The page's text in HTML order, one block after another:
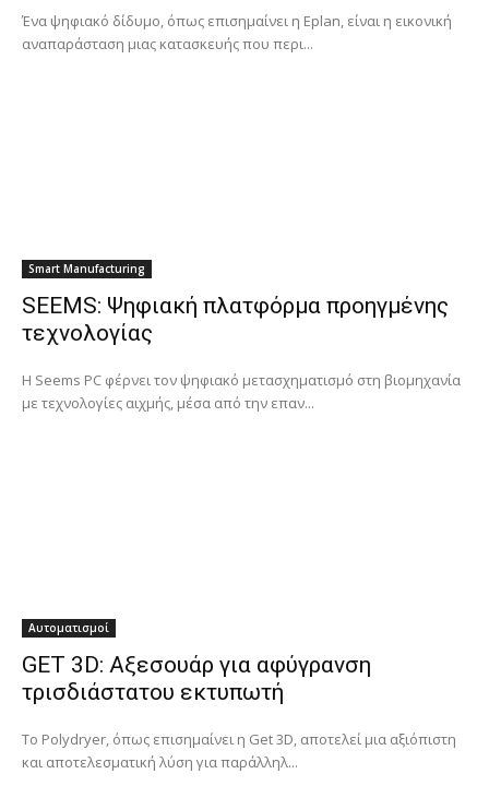
Ένα ψηφιακό δίδυμο, όπως επισημαίνει η Eplan, είναι η εικονική
αναπαράσταση μιας κατασκευής που περι...
Smart Manufacturing
SEEMS: Ψηφιακή πλατφόρμα προηγμένης
τεχνολογίας
Η Seems PC φέρνει τον ψηφιακό μετασχηματισμό στη βιομηχανία
με τεχνολογίες αιχμής, μέσα από την επαν...
Αυτοματισμοί
GET 3D: Αξεσουάρ για αφύγρανση
τρισδιάστατου εκτυπωτή
Το Polydryer, όπως επισημαίνει η Get 3D, αποτελεί μια αξιόπιστη
και αποτελεσματική λύση για παράλληλ...